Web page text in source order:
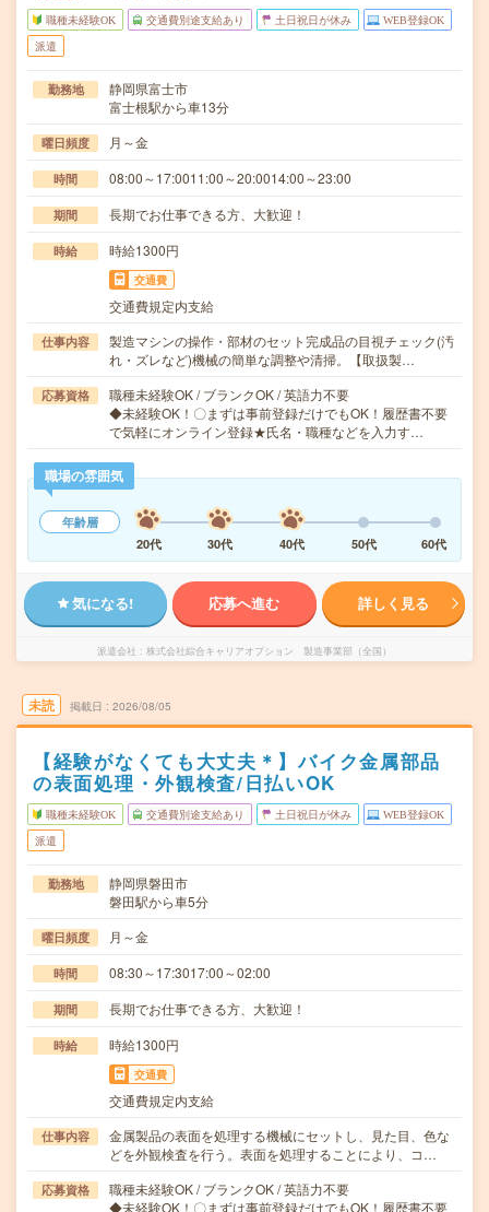
職種未経験OK 交通費別途支給あり 土日祝日が休み WEB登録OK
派遣
勤務地
静岡県富士市
富士根駅から車13分
曜日頻度 月～金
時間 08:00～17:0011:00～20:0014:00～23:00
期間 長期でお仕事できる方、大歓迎！
時給 時給1300円
交通費
交通費規定内支給
仕事内容
製造マシンの操作・部材のセット完成品の目視チェック(汚
れ・ズレなど)機械の簡単な調整や清掃。【取扱製…
応募資格
職種未経験OK / ブランクOK / 英語力不要
◆未経験OK！〇まずは事前登録だけでもOK！履歴書不要
で気軽にオンライン登録★氏名・職種などを入力す…
職場の雰囲気
年齢層
20代
30代 40代 50代 60代
気になる! 応募へ進む 詳しく見る
派遣会社 株式会社綜合キャリアオプション 製造事業部（全国）
未読 掲載日 2026/08/05
【経験がなくても大丈夫＊】バイク金属部品
の表面処理・外観検査/日払いOK
職種未経験OK 交通費別途支給あり 土日祝日が休み WEB登録OK
派遣
勤務地
静岡県磐田市
磐田駅から車5分
曜日頻度 月～金
時間 08:30～17:3017:00～02:00
期間 長期でお仕事できる方、大歓迎！
時給 時給1300円
交通費
交通費規定内支給
仕事内容
金属製品の表面を処理する機械にセットし、見た目、色な
どを外観検査を行う。表面を処理することにより、コ…
応募資格
職種未経験OK / ブランクOK / 英語力不要
◆未経験OK！〇まずは事前登録だけでもOK！履歴書不要